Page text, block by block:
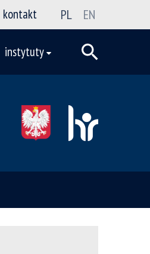
kontakt PL EN
instytuty